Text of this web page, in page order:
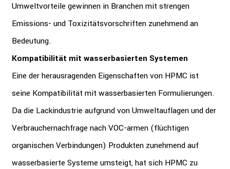
Umweltvorteile gewinnen in Branchen mit strengen
Emissions- und Toxizitätsvorschriften zunehmend an
Bedeutung.
Kompatibilität mit wasserbasierten Systemen
Eine der herausragenden Eigenschaften von HPMC ist
seine Kompatibilität mit wasserbasierten Formulierungen.
Da die Lackindustrie aufgrund von Umweltauflagen und der
Verbrauchernachfrage nach VOC-armen (flüchtigen
organischen Verbindungen) Produkten zunehmend auf
wasserbasierte Systeme umsteigt, hat sich HPMC zu